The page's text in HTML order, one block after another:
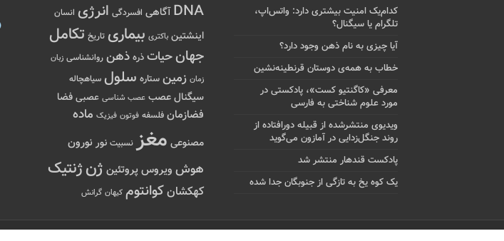
کدام‌یک امنیت بیشتری دارد: واتس‌اپ،
تلگرام یا سیگنال؟
آیا چیزی به نام ذهن وجود دارد؟
خطاب به همه‌ی دوستان قرنطینه‌نشین
معرفی «کاگنتیو کست»، پادکستی در
مورد علوم شناختی به فارسی
ویدیوی منتشرشده از قبیله دورافتاده‌ از
روند جنگل‌زدایی در آمازون می‌گوید
پادکست قندهار منتشر شد
یک کوه یخ به تازگی از جنوبگان جدا شده
DNA آگاهی افسردگی انرژی انسان
اینشتین باکتری بیماری تاریخ تکامل
جهانحیات ذره ذهن روانشناسی زبان
زمان زمین ستاره سلول سیاهچاله
سیگنالعصب عصب شناسی عصبی فضا
فضازمان فلسفه فوتون فیزیک ماده
مصنوعی مغز نسبیت نور نورون
هوش ویروس پروتئین ژنژنتیک
کهکشانکوانتوم کیهان گرانش